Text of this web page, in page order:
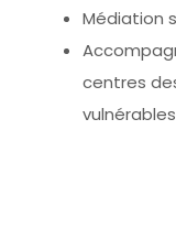
Médiation
centres
vulnérables